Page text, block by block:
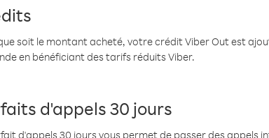
soit le montant acheté, votre crédit Viber Out est
en bénéficiant des tarifs réduits Viber.
d'appels 30 jours
d'appels 30 jours vous permet de passer des appels